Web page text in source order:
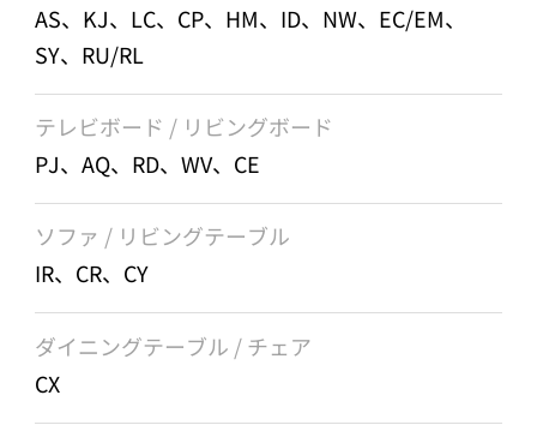
AS、KJ、LC、CP、HM、ID、NW、EC/EM、
SY、RU/RL
テレビボード / リビングボード
PJ、AQ、RD、WV、CE
ソファ / リビングテーブル
IR、CR、CY
ダイニングテーブル / チェア
CX